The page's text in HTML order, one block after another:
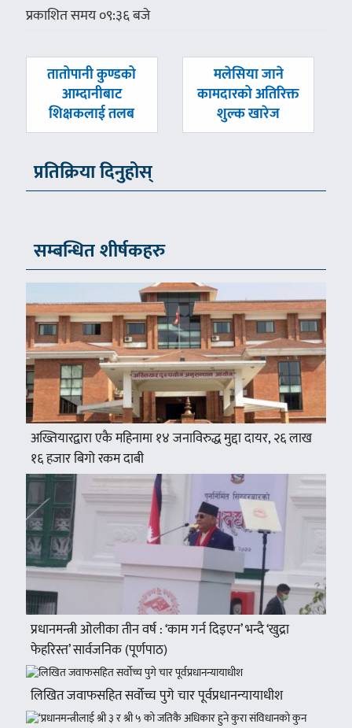
प्रकाशित समय ०९:३६ बजे
पछिल्लाे
तातोपानी कुण्डको
आम्दानीबाट
शिक्षकलाई तलब
अघिल्लाे
-
मलेसिया जाने
कामदारको अतिरिक्त
शुल्क खारेज
प्रतिक्रिया दिनुहोस्
सम्बन्धित शीर्षकहरु
अख्तियारद्वारा एकै महिनामा १४ जनाविरुद्ध मुद्दा दायर, २६ लाख
१६ हजार बिगो रकम दाबी
प्रधानमन्त्री ओलीका तीन वर्ष : ‘काम गर्न दिइएन’ भन्दै ‘खुद्रा
फेहरिस्त’ सार्वजनिक (पूर्णपाठ)
लिखित जवाफसहित सर्वोच्च पुगे चार पूर्वप्रधानन्यायाधीश